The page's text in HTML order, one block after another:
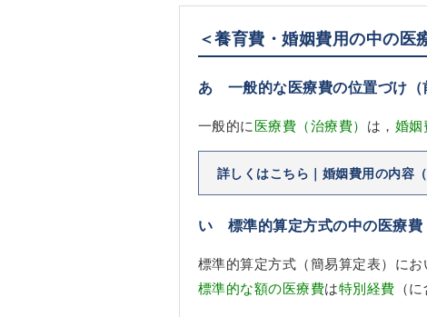
＜養育費・婚姻費用の中の医
あ 一般的な医療費の位置づけ（
一般的に医療費（治療費） は， 婚姻
詳しくはこちら｜婚姻費用の内容
い 標準的算定方式の中の医療費
標準的算定方式（簡易算定表）にお
標準的な額の医療費は特別経費 （